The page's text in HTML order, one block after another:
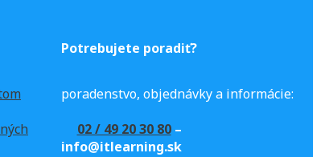
Potrebujete poradiť?
poradenstvo, objednávky a informácie:
02 / 49 20 30 80–
info@itlearning.sk